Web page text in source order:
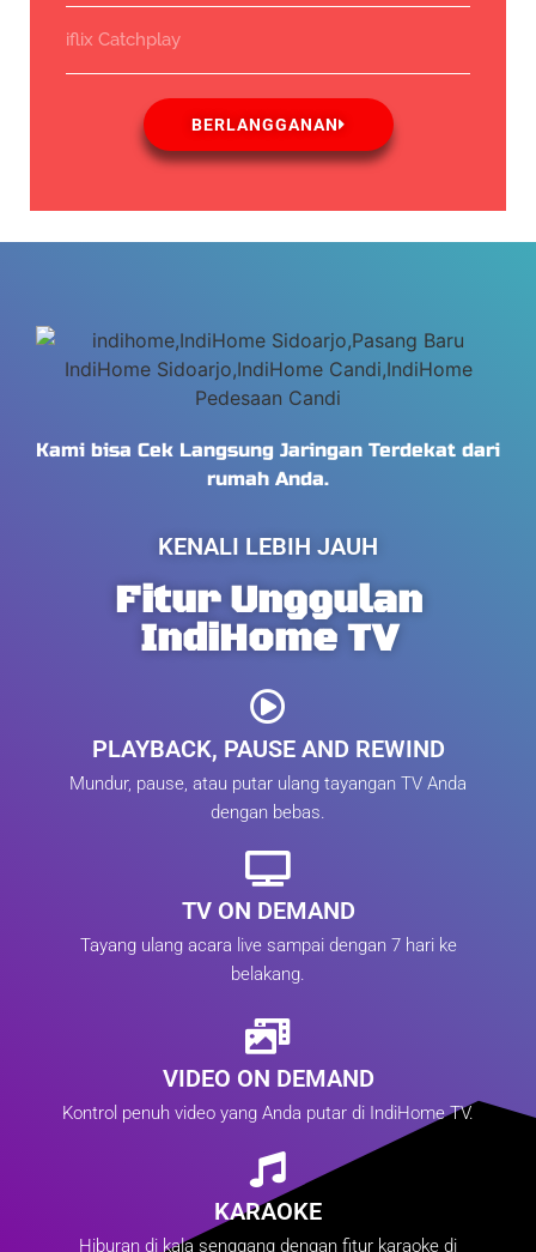
iflix Catchplay
BERLANGGANAN
Kami bisa Cek Langsung Jaringan Terdekat dari
rumah Anda.
KENALI LEBIH JAUH
Fitur Unggulan
IndiHome TV
PLAYBACK, PAUSE AND REWIND
Mundur, pause, atau putar ulang tayangan TV Anda
dengan bebas.
TV ON DEMAND
Tayang ulang acara live sampai dengan 7 hari ke
belakang.
VIDEO ON DEMAND
Kontrol penuh video yang Anda putar di IndiHome TV.
KARAOKE
Hiburan di kala senggang dengan fitur karaoke di